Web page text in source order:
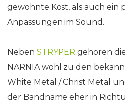
gewohnte Kost, als auch ein
Anpassungen im Sound.
Neben STRYPER gehören
NARNIA wohl zu den
White Metal / Christ Metal
der Bandname eher in